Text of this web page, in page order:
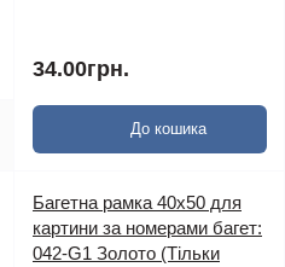
34.00грн.
До кошика
Багетна рамка 40х50 для
картини за номерами багет:
042-G1 Золото (Тільки